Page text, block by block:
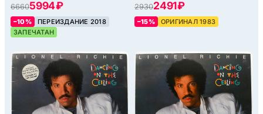
66605994 ₽
–10%
ПЕРЕИЗДАНИЕ 2018
ЗАПЕЧАТАН
29302491 ₽
–15% ОРИГИНАЛ 1983